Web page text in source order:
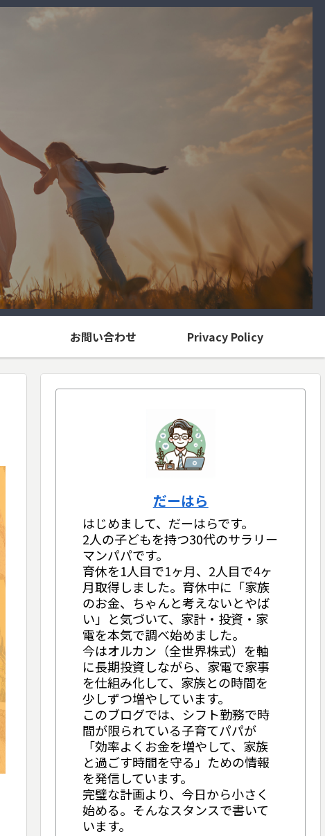
お問い合わせ Privacy Policy
だーはら
はじめまして、だーはらです。
2人の子どもを持つ30代のサラリー
マンパパです。
育休を1人目で1ヶ月、2人目で4ヶ
月取得しました。育休中に「家族
のお金、ちゃんと考えないとやば
い」と気づいて、家計・投資・家
電を本気で調べ始めました。
今はオルカン（全世界株式）を軸
に長期投資しながら、家電で家事
を仕組み化して、家族との時間を
少しずつ増やしています。
このブログでは、シフト勤務で時
間が限られている子育てパパが
「効率よくお金を増やして、家族
と過ごす時間を守る」ための情報
を発信しています。
完璧な計画より、今日から小さく
始める。そんなスタンスで書いて
います。